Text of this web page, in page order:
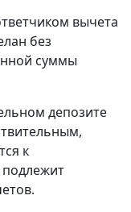
вычета
без
суммы
депозите
к